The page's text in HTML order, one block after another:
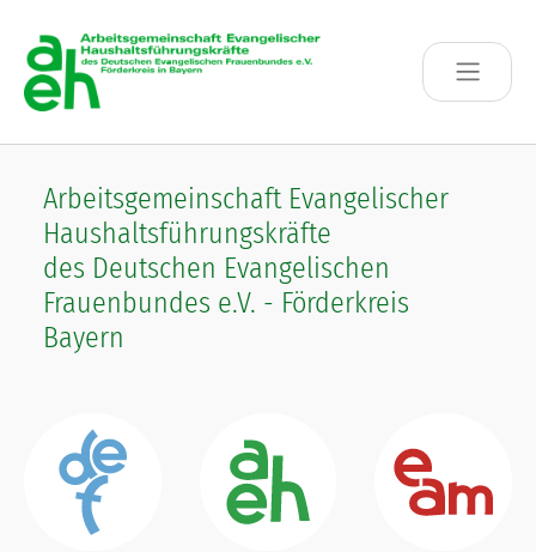
Arbeitsgemeinschaft Evangelischer
Haushaltsführungskräfte
des Deutschen Evangelischen
Frauenbundes e.V. - Förderkreis
Bayern